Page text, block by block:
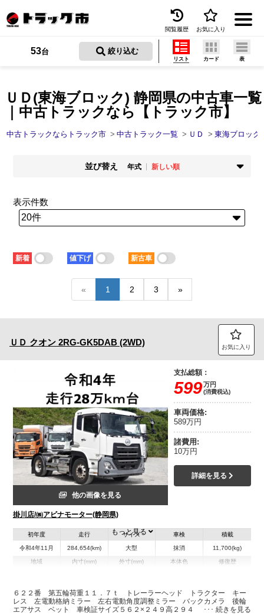
トラック買取
トラック市とは
お問い合わせ
トラック市FC会員専用ページはこちら
ログイン
閲覧履歴 お気に入り
ＵＤ(東海ブロック) 静岡県の中古車一覧
｜中古トラックなら【トラック市】
53台 絞り込む
リスト カード 表
中古トラックならトラック市 中古トラック一覧 ＵＤ 東海ブロック
並び替え 年式
新しい順
新着順
走行距離
少ない順
多い順
価格
安い順
高い順
少ない順
多い順
短い順
表示件数
新着 値下げ 新古車
« 1 2 3 »
ＵＤ クオン 2RG-GK5DAB (2WD) お気に入り
他の画像を見る
掛川店/㈱アビナモーター(静岡県)
支払総額：
599万円
(消費税込)
車両価格:
589万円
諸費用:
10万円
詳細を見る
初年度
令和4年11月
走行
284,654(km)
サイズ
大型
車検
抹消
積載
11,700(kg)
地域 内寸(mm)
H:0
外寸(mm)
H:2,940
本体色 修復歴
装備情報
もっと見る
６２２番 第五輪荷重１１．７ｔ トレーラーヘッド トラクター キー
レス 左電動格納ミラー 左右電動角度調整ミラー バックカメラ 後輪
エアサス ベット 車検証サイズ５６２×２４９高２９４